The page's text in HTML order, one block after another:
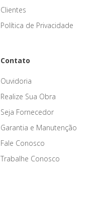
Clientes
Política de Privacidade
Contato
Ouvidoria
Realize Sua Obra
Seja Fornecedor
Garantia e Manutenção
Fale Conosco
Trabalhe Conosco